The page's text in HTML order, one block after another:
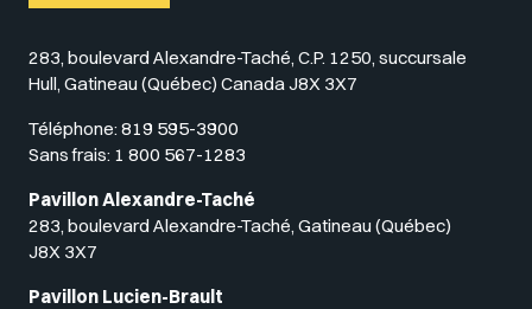
283, boulevard Alexandre-Taché, C.P. 1250, succursale
Hull, Gatineau (Québec) Canada J8X 3X7
Téléphone: 819 595-3900
Sans frais: 1 800 567-1283
Pavillon Alexandre-Taché
283, boulevard Alexandre-Taché, Gatineau (Québec)
J8X 3X7
Pavillon Lucien-Brault